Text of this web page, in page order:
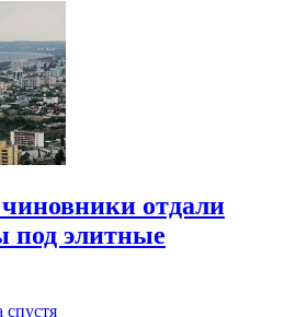
отдали
под элитные
спустя